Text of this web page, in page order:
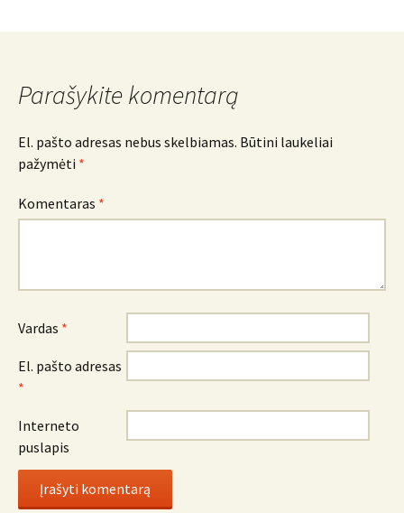
Parašykite komentarą
El. pašto adresas nebus skelbiamas. Būtini laukeliai
pažymėti *
Komentaras *
Vardas *
El. pašto adresas
*
Interneto
puslapis